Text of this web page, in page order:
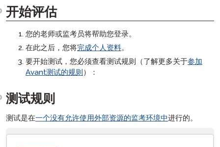
STAMPe 常见问题解答
PLACE 常见问题解答
SHL 常见问题解答
APT 常见问题解答
ADVANCE 常见问题解答
开始评估
您的老师或监考员将帮助您登录。
在此之后，您将完成个人资料。
要开始测试，您必须查看测试规则（了解更多关于参加
Avant测试的规则 ）：
测试规则
测试是在一个没有允许使用外部资源的监考环境中进行的。